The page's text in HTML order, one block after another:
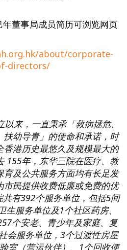
董事局成员简历可浏览网页
about/corporate-
directors/
以来，一直秉承「救病拯危、
扶幼导青」的使命和承诺，时
香港历史最悠久及规模最大的
155年，东华三院在医疗、教
育及公共服务方面均有长足发
市民提供收费低廉或免费的优
共有392个服务单位，包括5间
生服务单位及1个社区药房、
个安老、青少年及家庭、复
会服务单位， 3个过渡性房屋
室（营运伙伴）、 1个回收便